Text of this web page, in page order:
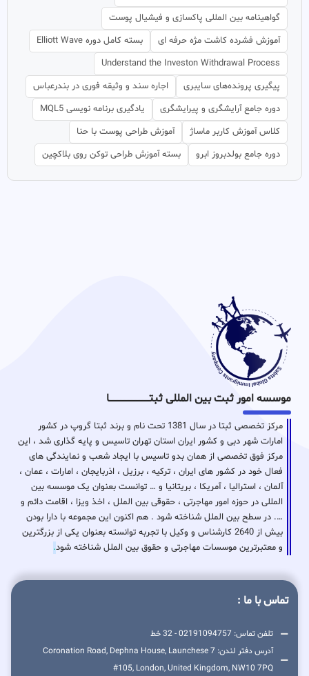
گواهینامه بین المللی پاکسازی و فیشیال پوست
آموزش فشرده کاشت مژه حرفه ای
بسته کامل دوره Elliott Wave
Understand the Investon Withdrawal Process
پیگیری پرونده‌های سایبری
اجاره سند و وثیقه فوری در بندرعباس
دوره جامع آرایشگری و پیرایشگری
یادگیری برنامه نویسی MQL5
کلاس آموزش کاربر ماساژ
آموزش طراحی پوست با حنا
دوره جامع بولدبروز ابرو
بسته آموزش طراحی توکن روی بلاکچین
موسسه امور ثبت بین المللی ثبتـــــــــــــــــــــــــــــا
مرکز تخصصی ثبتا در سال 1381 تحت نام و برند ثبتا گروپ در کشور
امارات شهر دبی و کشور ایران استان تهران تاسیس و پایه گذاری شد ، این
مرکز فوق تخصصی از همان بدو تاسیس با ایجاد شعب و نمایندگی های
فعال خود در کشور های ایران ، ترکیه ، برزیل ، اذربایجان ، امارات ، عمان ،
آلمان ، استرالیا ، آمریکا ، بریتانیا و … توانست بعنوان یک موسسه بین
المللی در حوزه امور مهاجرتی ، حقوقی بین الملل ، اخذ ویزا ، اقامت دائم و
…. در سطح بین الملل شناخته شود . هم اکنون این مجموعه با دارا بودن
بیش از 2640 کارشناس و وکیل با تجربه توانسته بعنوان یکی از بزرگترین
و معتبرترین موسسات مهاجرتی و حقوق بین الملل شناخته شود.
تماس با ما :
تلفن تماس: 02191094757 - 32 خط
آدرس دفتر لندن: 7 Coronation Road, Dephna House, Launchese
#105, London, United Kingdom, NW10 7PQ